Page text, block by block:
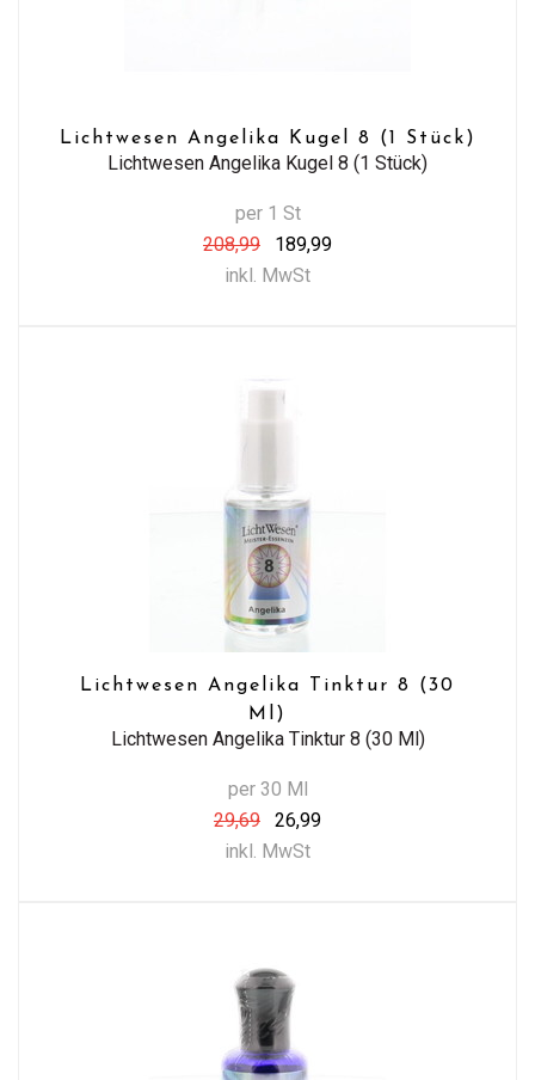
Lichtwesen Angelika Kugel 8 (1 Stück)
Lichtwesen Angelika Kugel 8 (1 Stück)
per 1 St
208,99
189,99
inkl. MwSt
Lichtwesen Angelika Tinktur 8 (30
Ml)
Lichtwesen Angelika Tinktur 8 (30 Ml)
per 30 Ml
29,69
26,99
inkl. MwSt